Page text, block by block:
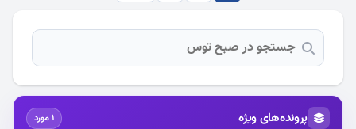
پرونده‌های ویژه 1 مورد